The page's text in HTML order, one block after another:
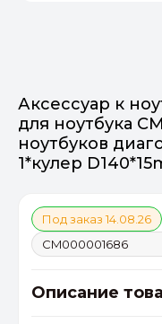
Аксессуар к
для ноутбука
ноутбуков
1*кулер
Под заказ 14.08.26
CM000001686
Описание